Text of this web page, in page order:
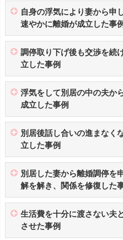
自身の浮気により妻から申
速やかに離婚が成立した事例
調停取り下げ後も交渉を続
立した事例
浮気をして別居の中の夫か
成立した事例
別居後話し合いの進まなく
立した事例
別居した妻から離婚調停を
解を解き、関係を修復した
生活費を十分に渡さない夫
させた事例